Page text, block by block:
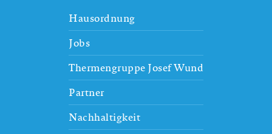
Hausordnung
Jobs
Thermengruppe Josef Wund
Partner
Nachhaltigkeit